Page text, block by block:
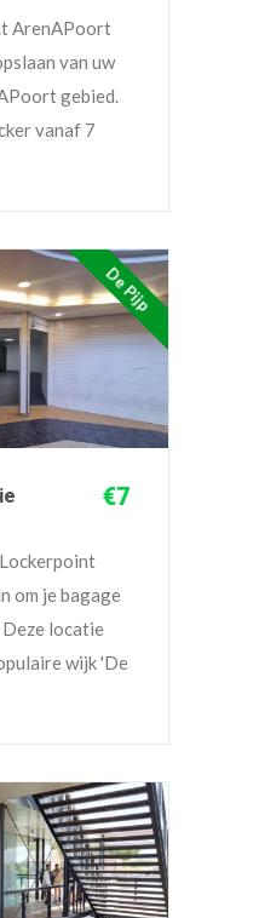
ArenAPoort
van uw
gebied.
vanaf 7
De Pijp
€7
om je bagage
locatie
wijk 'De